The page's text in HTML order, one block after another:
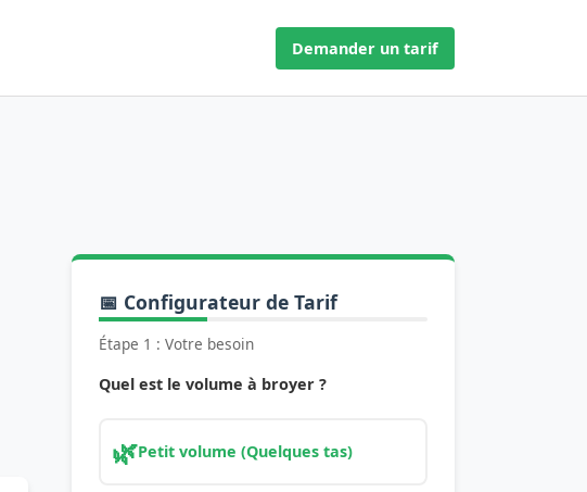
Demander un tarif
📅 Configurateur de Tarif
Étape 1 : Votre besoin
Quel est le volume à broyer ?
🌿Petit volume (Quelques tas)